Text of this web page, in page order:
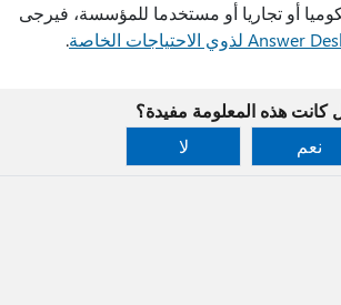
أو تجاريا أو مستخدما للمؤسسة، فيرجى
.
كانت هذه المعلومة مفيدة؟
نعم
لا